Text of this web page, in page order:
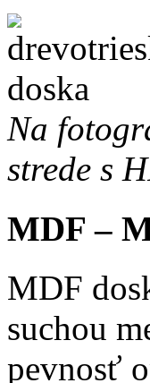
Na
strede s
MDF –
MDF
suchou
pevnosť